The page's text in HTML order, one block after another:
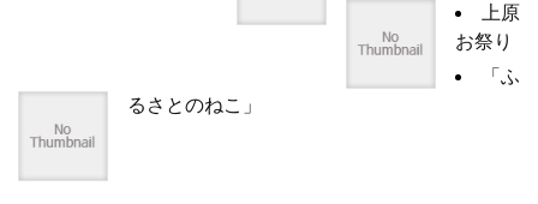
上原
お祭り
「ふ
るさとのねこ」